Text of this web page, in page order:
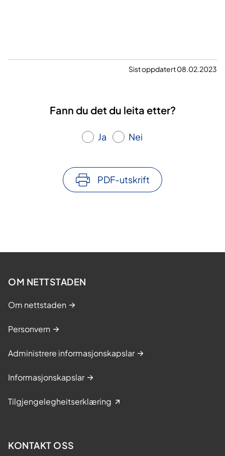
Sist oppdatert 08.02.2023
Fann du det du leita etter?
Ja Nei
PDF-utskrift
OM NETTSTADEN
Om nettstaden
Personvern
Administrere informasjonskapslar
Informasjonskapslar
Tilgjengelegheitserklæring
KONTAKT OSS